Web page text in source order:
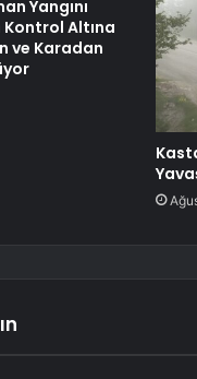
Yangını
Kontrol Altına
ve Karadan